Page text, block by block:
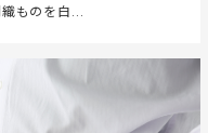
ものを白...